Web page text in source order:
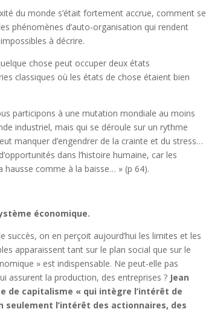
du monde s’était fortement accrue, comment se
phénomènes d’auto-organisation qui rendent
à décrire.
chose peut occuper deux états
classiques où les états de chose étaient bien
participons à une mutation mondiale au moins
industriel, mais qui se déroule sur un rythme
manquer d’engendrer de la crainte et du stress…
dans l’histoire humaine, car les
comme à la baisse… » (p 64).
économique.
succès, on en perçoit aujourd’hui les limites et les
apparaissent tant sur le plan social que sur le
» est indispensable. Ne peut-elle pas
assurent la production, des entreprises ? Jean
de capitalisme « qui intègre l’intérêt de
l’intérêt des actionnaires, des